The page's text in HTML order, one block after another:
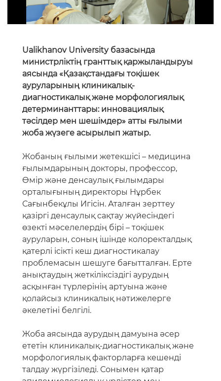
Ualikhanov University базасында
министрліктің гранттық қаржыландыруы
аясында «Қазақстандағы тоқішек
ауруларының клиникалық-
диагностикалық және морфологиялық
детерминанттары: инновациялық
тәсілдер мен шешімдер» атты ғылыми
жоба жүзеге асырылып жатыр.
Жобаның ғылыми жетекшісі – медицина
ғылымдарының докторы, профессор,
Өмір және денсаулық ғылымдары
орталығының директоры Нұрбек
Сағынбекұлы Игісін. Аталған зерттеу
қазіргі денсаулық сақтау жүйесіндегі
өзекті мәселелердің бірі – тоқішек
ауруларын, соның ішінде колоректалдық
қатерлі ісікті кеш диагностикалау
проблемасын шешуге бағытталған. Ерте
анықтаудың жеткіліксіздігі аурудың
асқынған түрлерінің артуына және
қолайсыз клиникалық нәтижелерге
әкелетіні белгілі.
Жоба аясында аурудың дамуына әсер
ететін клиникалық-диагностикалық және
морфологиялық факторларға кешенді
талдау жүргізіледі. Сонымен қатар